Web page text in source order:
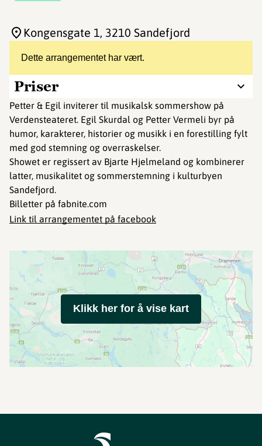
Dette arrangementet har vært.
Priser
Petter & Egil inviterer til musikalsk sommershow på
Verdensteateret. Egil Skurdal og Petter Vermeli byr på
humor, karakterer, historier og musikk i en forestilling fylt
med god stemning og overraskelser.
Showet er regissert av Bjarte Hjelmeland og kombinerer
latter, musikalitet og sommerstemning i kulturbyen
Sandefjord.
Billetter på fabnite.com
Link til arrangementet på facebook
Kongensgate 1, 3210 Sandefjord
Klikk her for å vise kart